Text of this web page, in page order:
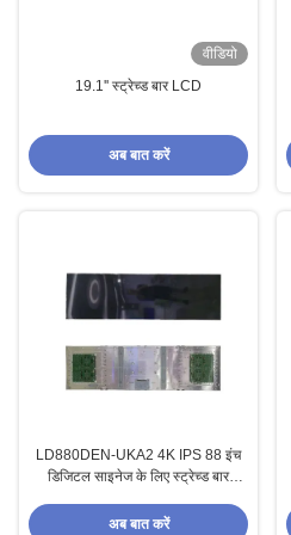
वीडियो
19.1'' स्ट्रेच्ड बार LCD
अब बात करें
LD880DEN-UKA2 4K IPS 88 इंच
डिजिटल साइनेज के लिए स्ट्रेच्ड बार
अब बात करें